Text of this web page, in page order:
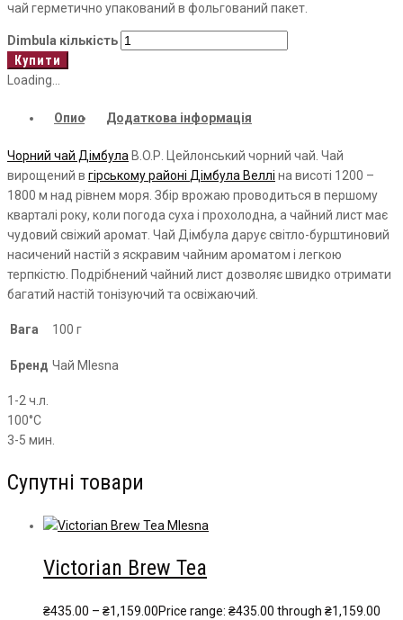
чай герметично упакований в фольгований пакет.
Dimbula кількість
Купити
Loading...
Опис Додаткова інформація
Чорний чай Дімбула B.O.Р. Цейлонський чорний чай. Чай
вирощений в гірському районі Дімбула Веллі на висоті 1200 –
1800 м над рівнем моря. Збір врожаю проводиться в першому
кварталі року, коли погода суха і прохолодна, а чайний лист має
чудовий свіжий аромат. Чай Дімбуладарує світло-бурштиновий
насичений настій з яскравим чайним ароматом і легкою
терпкістю. Подрібнений чайний лист дозволяє швидко отримати
багатий настій тонізуючий та освіжаючий.
Вага 100 г
Бренд Чай Mlesna
1-2 ч.л.
100°С
3-5 мин.
Супутні товари
Victorian Brew Tea
₴435.00 – ₴1,159.00Price range: ₴435.00 through ₴1,159.00